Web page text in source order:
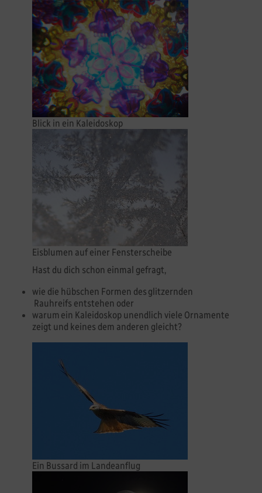
Blick in ein Kaleidoskop
Eisblumen auf einer Fensterscheibe
Hast du dich schon einmal gefragt,
wie die hübschen Formen des glitzernden
Rauhreifs entstehen oder
warum ein Kaleidoskop unendlich viele Ornamente
zeigt und keines dem anderen gleicht?
Ein Bussard im Landeanflug